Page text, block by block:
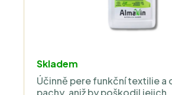
Skladem
Účinně pere funkční textilie a